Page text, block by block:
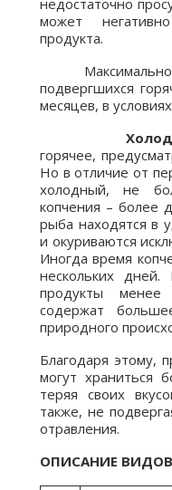
может
продукта.
Максимальное
подвергшихся
месяцев, в
горячее,
Но в отличие от
холодный, не
копчения – более
рыба находятся в
и окуриваются
Иногда время
нескольких
продукты
содержат
природного
Благодаря этому,
могут храниться
теряя своих
также, не
отравления.
ОПИСАНИЕ